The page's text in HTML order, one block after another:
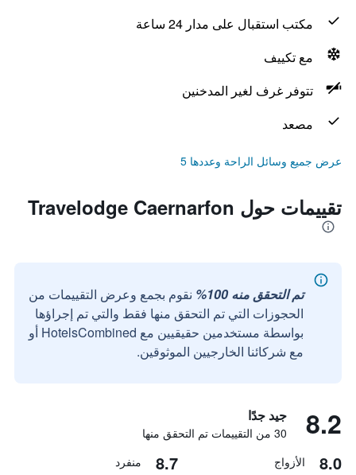
مكتب استقبال على مدار 24 ساعة
مع تكييف
تتوفر غرف لغير المدخنين
مصعد
عرض جميع وسائل الراحة وعددها 5
تقييمات حول Travelodge Caernarfon
تم التحقق منه 100%
نقوم بجمع وعرض التقييمات من
الحجوزات التي تم التحقق منها فقط والتي تم إجراؤها
بواسطة مستخدمين حقيقيين مع HotelsCombined أو
مع شركائنا الخارجيين الموثوقين.
8.2 جيد جدًا
30 من التقييمات تم التحقق منها
8.0 الأزواج 8.7 منفرد